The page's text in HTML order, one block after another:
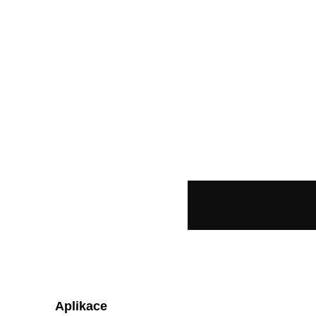
Aplikace